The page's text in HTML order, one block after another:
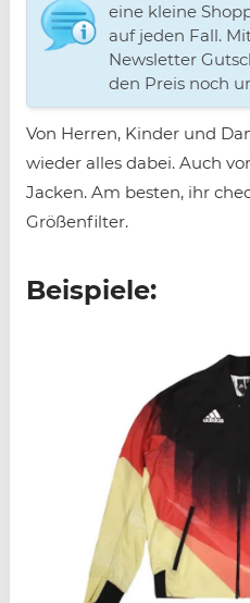
eine kleine
auf jeden Fall.
Newsletter
den Preis noch
Von Herren, Kinder und
wieder alles dabei. Auch
Jacken. Am besten, ihr
Größenfilter.
Beispiele: